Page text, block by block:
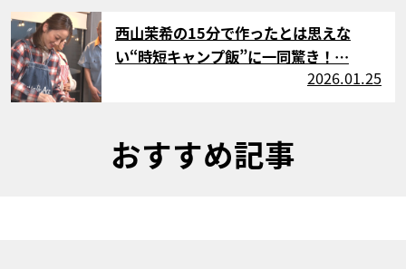
サムネイル
西山茉希の15分で作ったとは思えな
い“時短キャンプ飯”に一同驚き！…
2026.01.25
おすすめ記事